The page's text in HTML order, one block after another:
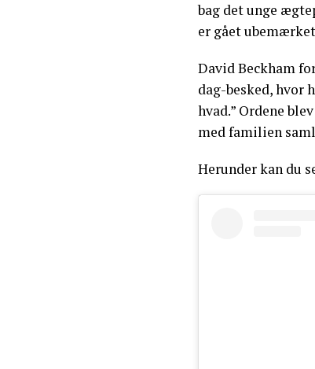
bag det unge
er gået
David Beckham
dag-besked, hvor
hvad.” Ordene
med familien
Herunder kan du